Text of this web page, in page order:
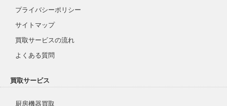
プライバシーポリシー
サイトマップ
買取サービスの流れ
よくある質問
買取サービス
厨房機器買取